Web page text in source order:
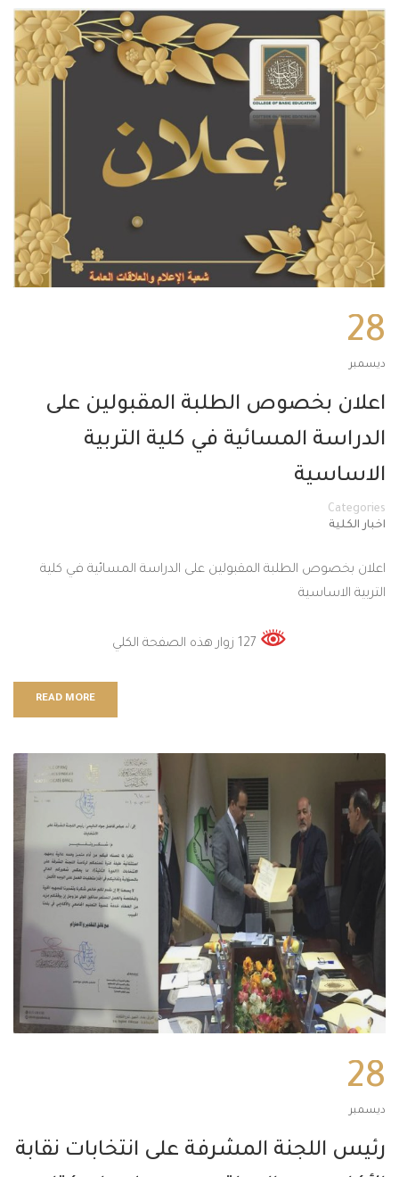
28
ديسمبر
اعلان بخصوص الطلبة المقبولين على
الدراسة المسائية في كلية التربية
الاساسية
Categories
اخبار الكلية
اعلان بخصوص الطلبة المقبولين على الدراسة المسائية في كلية
التربية الاساسية
READ MORE
28
ديسمبر
رئيس اللجنة المشرفة على انتخابات نقابة